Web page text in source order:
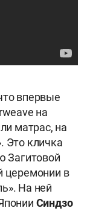
впервые
на
матрас, на
Это кличка
Загитовой
церемонии в
На ней
Синдзо